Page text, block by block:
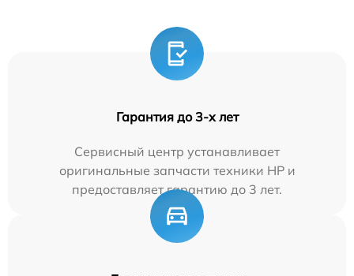
Гарантия до 3-х лет
Сервисный центр устанавливает
оригинальные запчасти техники HP и
предоставляет гарантию до 3 лет.